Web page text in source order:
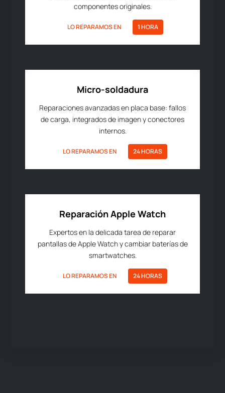
componentes originales.
LO REPARAMOS EN 1 HORA
Micro-soldadura
Reparaciones avanzadas en placa base: fallos
de carga, integrados de imagen y conectores
internos.
LO REPARAMOS EN 24 HORAS
Reparación Apple Watch
Expertos en la delicada tarea de reparar
pantallas de Apple Watch y cambiar baterías de
smartwatches.
LO REPARAMOS EN 24 HORAS